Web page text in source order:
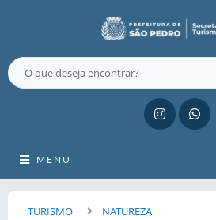
MENU
TURISMO NATUREZA